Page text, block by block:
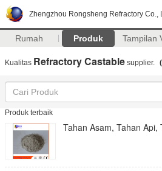
Zhengzhou Rongsheng Refractory Co.,
Rumah Produk Tampilan
Kualitas Refractory Castable supplier.
Produk terbaik
Tahan Asam, Tahan Api,